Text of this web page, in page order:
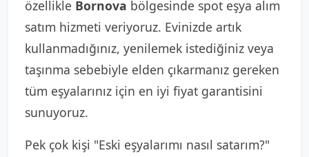
özellikle Bornova bölgesinde spot eşya alım
satım hizmeti veriyoruz. Evinizde artık
kullanmadığınız, yenilemek istediğiniz veya
taşınma sebebiyle elden çıkarmanız gereken
tüm eşyalarınız için en iyi fiyat garantisini
sunuyoruz.
Pek çok kişi "Eski eşyalarımı nasıl satarım?"